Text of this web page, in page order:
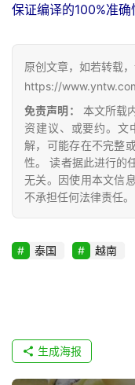
现
报
价
专
题
频
业
链
保证编译的100%准确
原创文章，如若转载，
https://
免责声明：
本文所载
资建议、或要约。文
解，可能存在不完整
性。 读者据此进行的
无关。因使用本文信
不承担任何法律责任。
泰国 越南
生成海报